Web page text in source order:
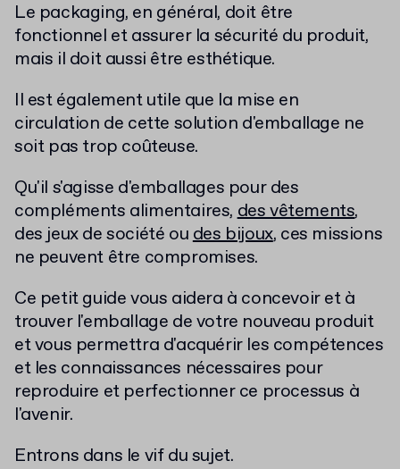
Le packaging, en général, doit être
fonctionnel et assurer la sécurité du produit,
mais il doit aussi être esthétique.
Il est également utile que la mise en
circulation de cette solution d'emballage ne
soit pas trop coûteuse.
Qu'il s'agisse d'emballages pour des
compléments alimentaires,des vêtements,
des jeux de société oudes bijoux, ces missions
ne peuvent être compromises.
Ce petit guide vous aidera à concevoir et à
trouver l'emballage de votre nouveau produit
et vous permettra d'acquérir les compétences
et les connaissances nécessaires pour
reproduire et perfectionner ce processus à
l'avenir.
Entrons dans le vif du sujet.